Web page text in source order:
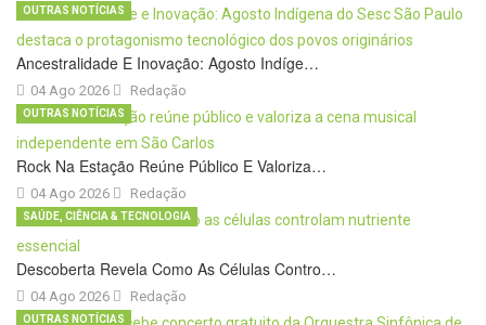
Ancestralidade E Inovação: Agosto Indíge…
04 Ago 2026
OUTRAS NOTÍCIAS
Redação
Rock Na Estação Reúne Público E Valoriza…
04 Ago 2026
OUTRAS NOTÍCIAS
Redação
Descoberta Revela Como As Células Contro…
04 Ago 2026
SAÚDE, CIÊNCIA & TECNOLOGIA
Redação
OUTRAS NOTÍCIAS